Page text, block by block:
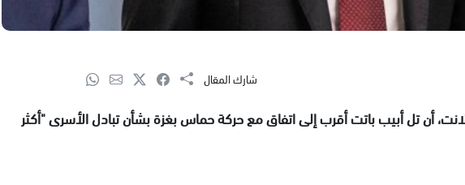
شارك المقال
أن تل أبيب باتت أقرب إلى اتفاق مع حركة حماس بغزة بشأن تبادل الأسرى "أكثر